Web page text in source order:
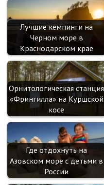
Лучшие кемпинги на
Черном море в
Краснодарском крае
Орнитологическая станция
«Фрингилла» на Куршской
косе
Где отдохнуть на
Азовском море с детьми в
России